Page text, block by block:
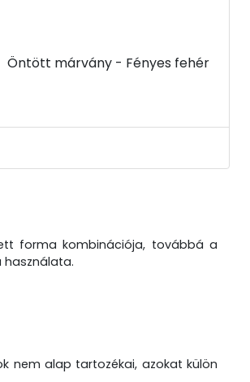
Öntött márvány - Fényes fehér
forma kombinációja, továbbá a
használata.
nem alap tartozékai, azokat külön